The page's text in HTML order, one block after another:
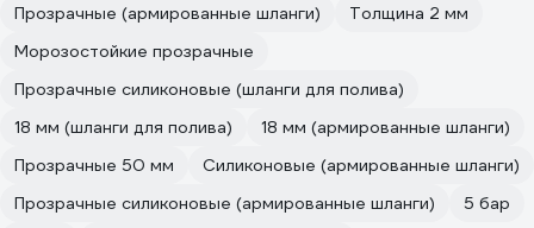
Прозрачные (армированные шланги)
Толщина 2 мм
Морозостойкие прозрачные
Прозрачные силиконовые (шланги для полива)
18 мм (шланги для полива)
18 мм (армированные шланги)
Прозрачные 50 мм
Силиконовые (армированные шланги)
Прозрачные силиконовые (армированные шланги)
5 бар